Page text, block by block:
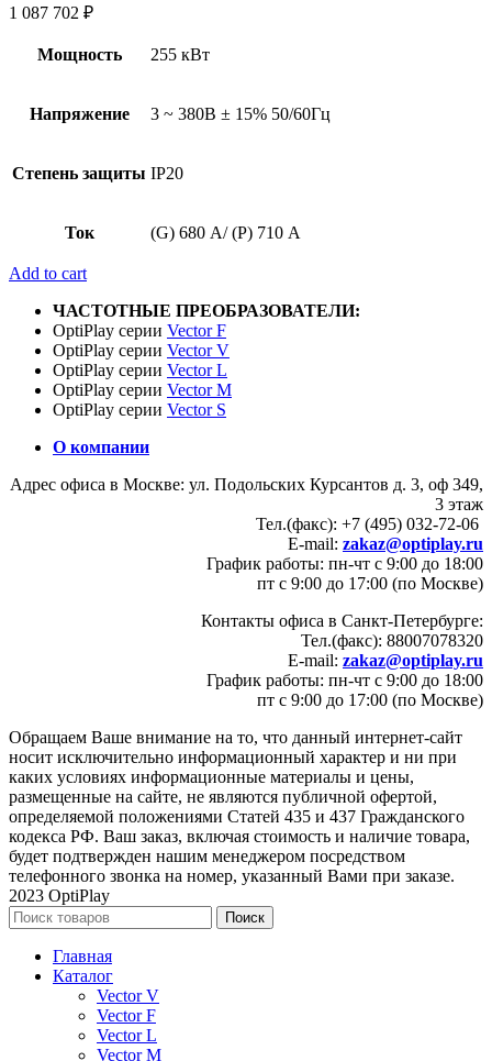
1 087 702 ₽
Мощность 255 кВт
Напряжение 3 ~ 380В ± 15% 50/60Гц
Степень защиты IP20
Ток (G) 680 А/ (P) 710 А
Add to cart
ЧАСТОТНЫЕ ПРЕОБРАЗОВАТЕЛИ:
OptiPlay серии Vector F
OptiPlay серии Vector V
OptiPlay серии Vector L
OptiPlay серии Vector M
OptiPlay серии Vector S
О компании
Адрес офиса в Москве: ул. Подольских Курсантов д. 3, оф 349,
3 этаж
Тел.(факс): +7 (495) 032-72-06
E-mail: zakaz@optiplay.ru
График работы: пн-чт с 9:00 до 18:00
пт с 9:00 до 17:00 (по Москве)
Контакты офиса в Санкт-Петербурге:
Тел.(факс): 88007078320
E-mail: zakaz@optiplay.ru
График работы: пн-чт с 9:00 до 18:00
пт с 9:00 до 17:00 (по Москве)
Обращаем Ваше внимание на то, что данный интернет-сайт
носит исключительно информационный характер и ни при
каких условиях информационные материалы и цены,
размещенные на сайте, не являются публичной офертой,
определяемой положениями Статей 435 и 437 Гражданского
кодекса РФ. Ваш заказ, включая стоимость и наличие товара,
будет подтвержден нашим менеджером посредством
телефонного звонка на номер, указанный Вами при заказе.
2023 OptiPlay
Поиск
Главная
Каталог
Vector V
Vector F
Vector L
Vector M